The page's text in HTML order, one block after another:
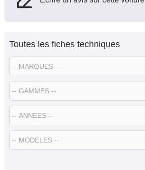
Toutes les fiches techniques